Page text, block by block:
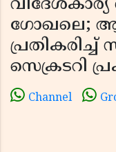
ഗോഖലെ;
സെക്രടറി
Channel